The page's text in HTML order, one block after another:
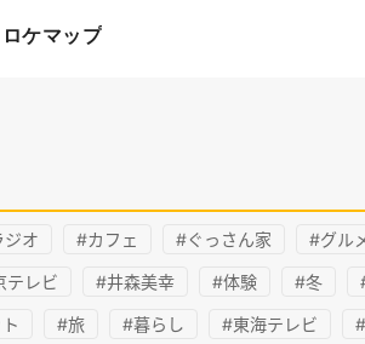
ロケマップ
オ #カフェ #ぐっさん家 #グル
テレビ #井森美幸 #体験 #冬
#旅 #暮らし #東海テレビ